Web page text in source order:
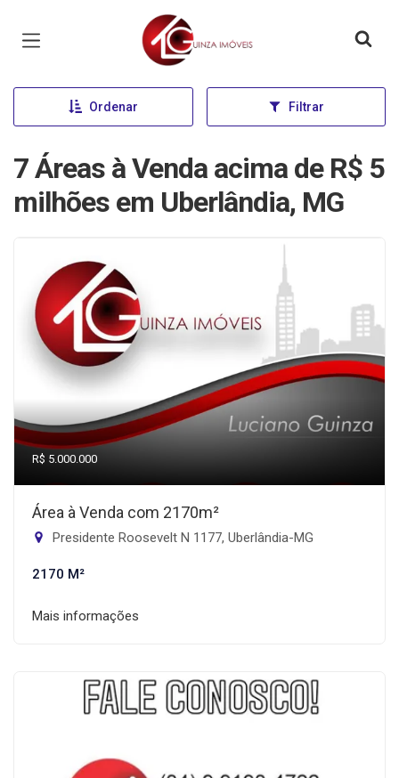
Página inicial
Ordenar Filtrar
7 Áreas à Venda acima de R$ 5
milhões em Uberlândia, MG
R$ 5.000.000
Área à Venda com 2170m²
Presidente Roosevelt N 1177, Uberlândia-MG
2170 M²
Mais informações